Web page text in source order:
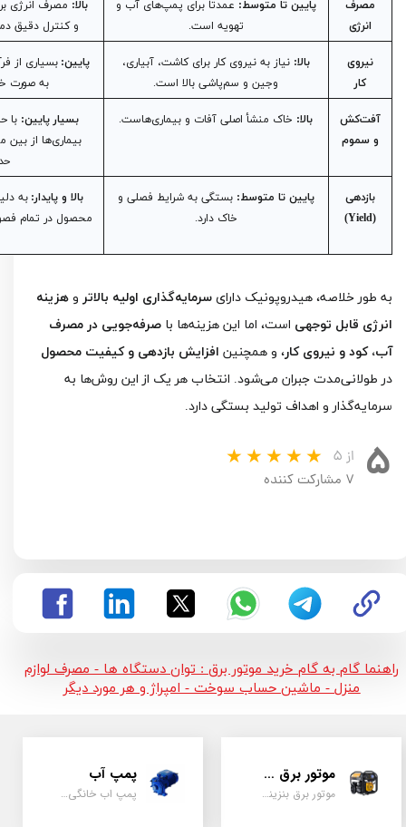
مصرف
انرژی
پایین تا متوسط: عمدتاً برای پمپ‌های آب و
تهویه است.
بالا:
و کنترل دقیق
نیروی
کار
بالا: نیاز به نیروی کار برای کاشت، آبیاری،
وجین و سم‌پاشی بالا است.
پایین: بسیاری از
به صورت
آفت‌کش
و سموم
بالا: خاک منشأ اصلی آفات و بیماری‌هاست. بسیار پایین: با
بیماری‌ها از بین
بازدهی
(Yield)
پایین تا متوسط: بستگی به شرایط فصلی و
خاک دارد.
بالا و پایدار: به
محصول در تمام
به طور خلاصه، هیدروپونیک دارای سرمایه‌گذاری اولیه بالاتر و هزینه
انرژی قابل توجهی است، اما این هزینه‌ها با صرفه‌جویی در مصرف
آب، کود و نیروی کار، و همچنین افزایش بازدهی و کیفیت محصول
در طولانی‌مدت جبران می‌شود. انتخاب هر یک از این روش‌ها به
سرمایه‌گذار و اهداف تولید بستگی دارد.
۵ از ۵
۷ مشارکت کننده
راهنما گام به گام خرید موتور برق : توان دستگاه ها - مصرف لوازم
منزل - ماشین حساب سوخت - امپراژ و هر مورد دیگر
موتور برق و ژنراتور
موتور برق بنزینی، دیزلی ، گازی ، سه گانه سوز
پمپ آب
پمپ اب خانگی، بشقابی ، جتی ، دو پروانه کشاورزی